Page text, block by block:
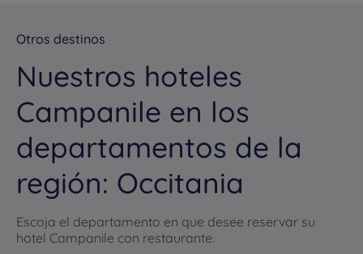
Otros destinos
Nuestros hoteles
Campanile en los
departamentos de la
región: Occitania
Escoja el departamento en que desee reservar su
hotel Campanile con restaurante.